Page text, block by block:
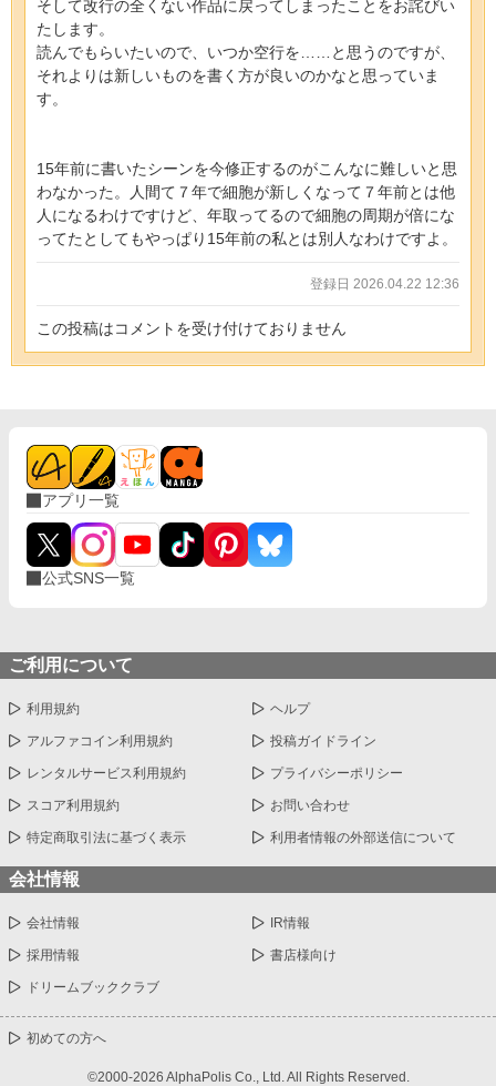
そして改行の全くない作品に戻ってしまったことをお詫びい
たします。
読んでもらいたいので、いつか空行を……と思うのですが、
それよりは新しいものを書く方が良いのかなと思っていま
す。
15年前に書いたシーンを今修正するのがこんなに難しいと思
わなかった。人間て７年で細胞が新しくなって７年前とは他
人になるわけですけど、年取ってるので細胞の周期が倍にな
ってたとしてもやっぱり15年前の私とは別人なわけですよ。
登録日 2026.04.22 12:36
この投稿はコメントを受け付けておりません
アプリ一覧
公式SNS一覧
ご利用について
利用規約 ヘルプ
アルファコイン利用規約 投稿ガイドライン
レンタルサービス利用規約 プライバシーポリシー
スコア利用規約 お問い合わせ
特定商取引法に基づく表示 利用者情報の外部送信について
会社情報
会社情報 IR情報
採用情報 書店様向け
ドリームブッククラブ
初めての方へ
©2000-2026 AlphaPolis Co., Ltd. All Rights Reserved.